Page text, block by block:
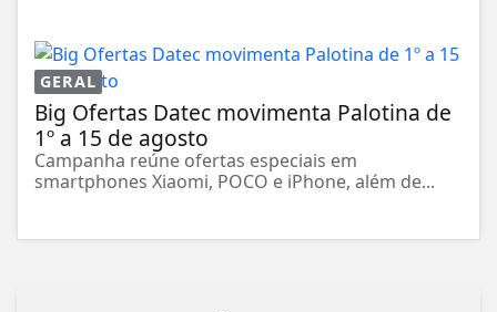
GERAL
Big Ofertas Datec movimenta Palotina de
1º a 15 de agosto
Campanha reúne ofertas especiais em
smartphones Xiaomi, POCO e iPhone, além de...